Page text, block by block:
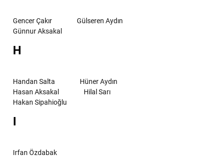
Gencer Çakır
Gülseren Aydın
Günnur Aksakal
H
Handan Salta
Hüner Aydın
Hasan Aksakal
Hilal Sarı
Hakan Sipahioğlu
I
Irfan Özdabak